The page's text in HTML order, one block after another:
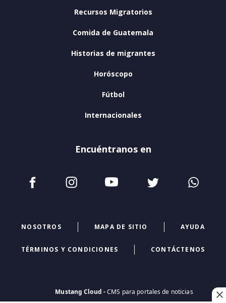
Recursos Migratorios
Comida de Guatemala
Historias de migrantes
Horóscopo
Fútbol
Internacionales
Encuéntranos en
NOSOTROS MAPA DE SITIO AYUDA
TÉRMINOS Y CONDICIONES CONTÁCTENOS
Mustang Cloud -CMS para portales de noticias